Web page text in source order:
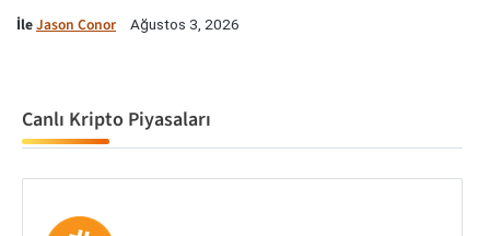
İleJason Conor Ağustos 3, 2026
Canlı Kripto Piyasaları